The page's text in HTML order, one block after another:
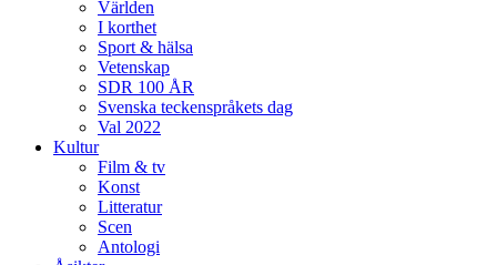
Världen
I korthet
Sport & hälsa
Vetenskap
SDR 100 ÅR
Svenska teckenspråkets dag
Val 2022
Kultur
Film & tv
Konst
Litteratur
Scen
Antologi